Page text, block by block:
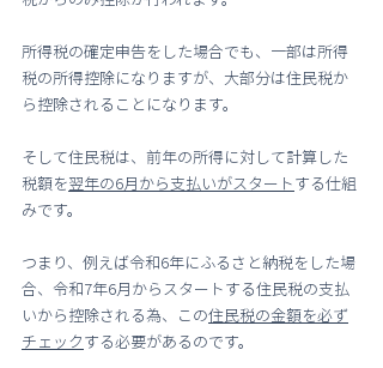
所得税の確定申告をした場合でも、一部は所得
税の所得控除になりますが、大部分は住民税か
ら控除されることになります。
そして住民税は、前年の所得に対して計算した
税額を翌年の6月から支払いがスタートする仕組
みです。
つまり、例えば令和6年にふるさと納税をした場
合、令和7年6月からスタートする住民税の支払
いから控除される為、この住民税の金額を必ず
チェックする必要があるのです。